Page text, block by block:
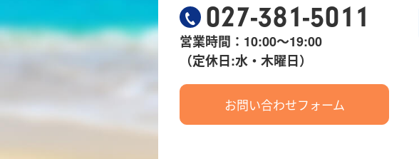
027-381-5011
営業時間：10:00～19:00
（定休日:水・木曜日）
お問い合わせフォーム